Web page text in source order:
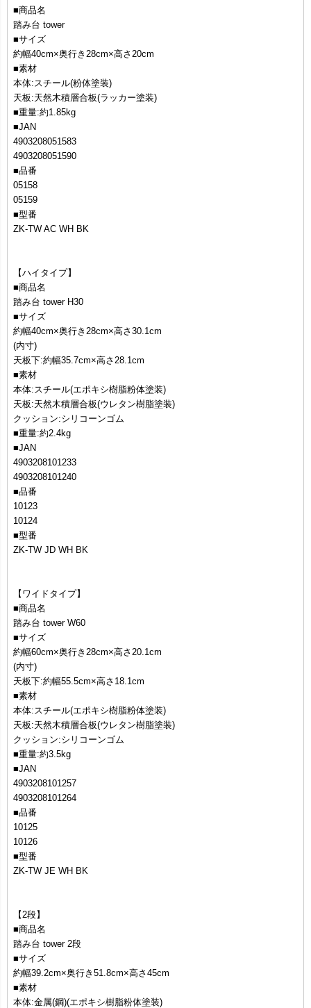
■商品名
踏み台 tower
■サイズ
約幅40cm×奥行き28cm×高さ20cm
■素材
本体:スチール(粉体塗装)
天板:天然木積層合板(ラッカー塗装)
■重量:約1.85kg
■JAN
4903208051583
4903208051590
■品番
05158
05159
■型番
ZK-TW AC WH BK
【ハイタイプ】
■商品名
踏み台 tower H30
■サイズ
約幅40cm×奥行き28cm×高さ30.1cm
(内寸)
天板下:約幅35.7cm×高さ28.1cm
■素材
本体:スチール(エポキシ樹脂粉体塗装)
天板:天然木積層合板(ウレタン樹脂塗装)
クッション:シリコーンゴム
■重量:約2.4kg
■JAN
4903208101233
4903208101240
■品番
10123
10124
■型番
ZK-TW JD WH BK
【ワイドタイプ】
■商品名
踏み台 tower W60
■サイズ
約幅60cm×奥行き28cm×高さ20.1cm
(内寸)
天板下:約幅55.5cm×高さ18.1cm
■素材
本体:スチール(エポキシ樹脂粉体塗装)
天板:天然木積層合板(ウレタン樹脂塗装)
クッション:シリコーンゴム
■重量:約3.5kg
■JAN
4903208101257
4903208101264
■品番
10125
10126
■型番
ZK-TW JE WH BK
【2段】
■商品名
踏み台 tower 2段
■サイズ
約幅39.2cm×奥行き51.8cm×高さ45cm
■素材
本体:金属(鋼)(エポキシ樹脂粉体塗装)